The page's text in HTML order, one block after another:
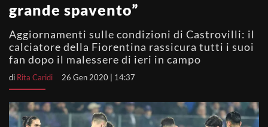
grande spavento”
Aggiornamenti sulle condizioni di Castrovilli: il
calciatore della Fiorentina rassicura tutti i suoi
fan dopo il malessere di ieri in campo
di Rita Caridi 26 Gen 2020 | 14:37